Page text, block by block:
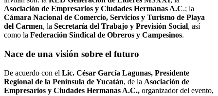
Asociación de Empresarios y Ciudades Hermanas A.C.; la
Cámara Nacional de Comercio, Servicios y Turismo de Playa
del Carmen, la Secretaría del Trabajo y Previsión Social, así
como la Federación Sindical de Obreros y Campesinos.
Nace de una visión sobre el futuro
De acuerdo con el Lic. César García Lagunas, Presidente
Regional de la Península de Yucatán, de la Asociación de
Empresarios y Ciudades Hermanas A.C., organizador del evento,